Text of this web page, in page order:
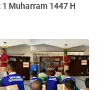
Muharram 1447 H